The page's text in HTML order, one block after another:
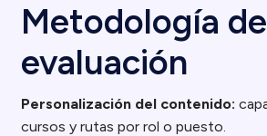
Metodología de
evaluación
Personalización del contenido:
cursos y rutas por rol o puesto.